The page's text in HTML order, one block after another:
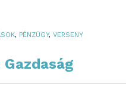
11-ig
, PÉNZÜGY, VERSENY